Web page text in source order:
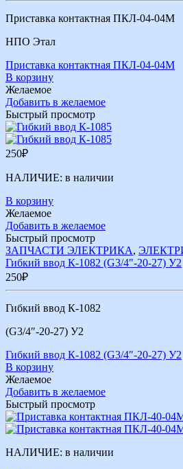
Приставка контактная ПКЛ-04-04М
НПО Этал
Приставка контактная ПКЛ-04-04М
В корзину
Желаемое
Добавить в желаемое
Быстрый просмотр
250₽
НАЛИЧИЕ: в наличии
В корзину
Желаемое
Добавить в желаемое
Быстрый просмотр
ЗАПЧАСТИ ЭЛЕКТРИКА,
Гибкий ввод К-1082 (G3/4″-20-27) У2
250₽
Гибкий ввод К-1082
(G3/4″-20-27) У2
Гибкий ввод К-1082 (G3/4″-20-27) У2
В корзину
Желаемое
Добавить в желаемое
Быстрый просмотр
НАЛИЧИЕ: в наличии